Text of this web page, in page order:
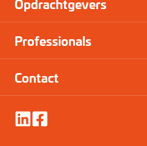
Professionals
Contact